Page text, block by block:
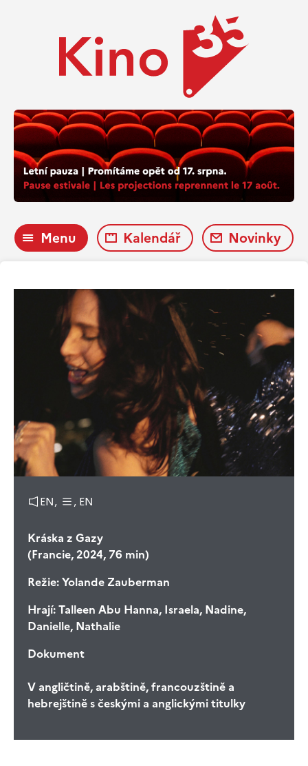
Menu Kalendář Novinky
EN, , EN
Kráska z Gazy
(Francie, 2024, 76 min)
Režie:Yolande Zauberman
Hrají:Talleen Abu Hanna, Israela, Nadine,
Danielle, Nathalie
Dokument
V angličtině, arabštině, francouzštině a
hebrejštině s českými a anglickými titulky